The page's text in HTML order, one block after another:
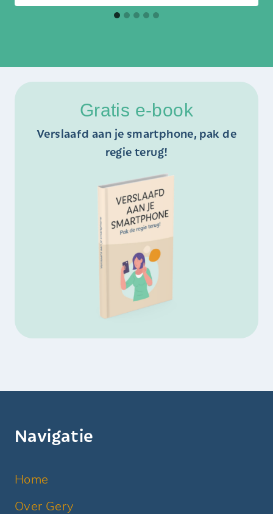
Gratis e-book
Verslaafd aan je smartphone, pak de
regie terug!
Navigatie
Home
Over Gery